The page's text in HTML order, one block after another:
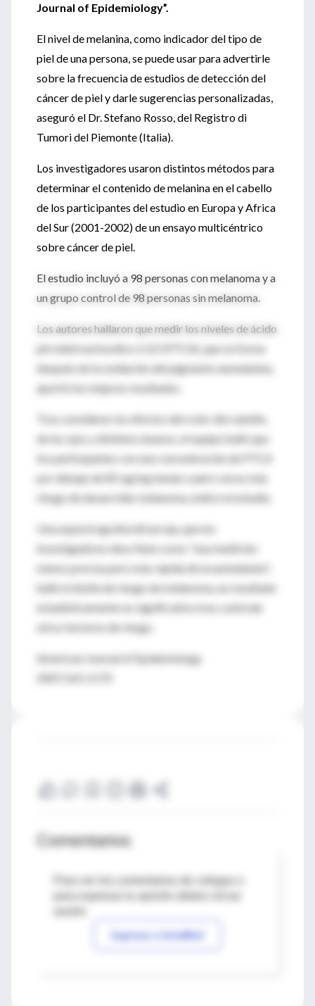
Journal of Epidemiology”.
El nivel de melanina, como indicador del tipo de
piel de una persona, se puede usar para advertirle
sobre la frecuencia de estudios de detección del
cáncer de piel y darle sugerencias personalizadas,
aseguró el Dr. Stefano Rosso, del Registro di
Tumori del Piemonte (Italia).
Los investigadores usaron distintos métodos para
determinar el contenido de melanina en el cabello
de los participantes del estudio en Europa y Africa
del Sur (2001-2002) de un ensayo multicéntrico
sobre cáncer de piel.
El estudio incluyó a 98 personas con melanoma y a
un grupo control de 98 personas sin melanoma.
Los autores hallaron que medir los niveles de ácido
pirroletricarboxílico 2,3,5 (PTCA), que se forma
después de la oxidación del pigmento eumelanina,
aportó los mejores resultados.
Tras considerar los efectos del color del cabello,
de los ojos y distintos lunares, el equipo halló que
los participantes con una concentración de PTCA
por debajo de 85 ng/mg tenían cuatro veces más
riesgo de desarrollar melanoma, indicó el estudio.
Una espectrografía infrarroja, que los
investigadores describen como "una medición
menos precisa pero más rápida de la eumelanina",
halló el doble de riesgo de melanoma, un resultado
estadísticamente no significativo tras controlar
otros factores de riesgo.
American Journal of Epidemiology
2007;165:1170
Comentarios
Para ver los comentarios de colegas o
Ingresar a IntraMed